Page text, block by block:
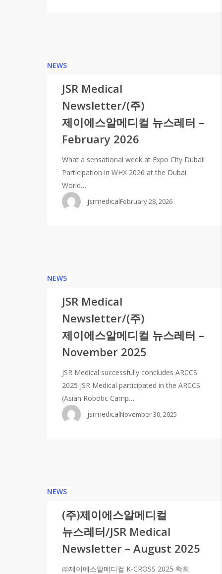
NEWS
JSR Medical
Newsletter/(주)
제이에스알메디컬 뉴스레터 –
February 2026
What a sensational week at Expo City Dubai!
Participation in WHX 2026 at the Dubai
World…
jsrmedicalFebruary 28, 2026
NEWS
JSR Medical
Newsletter/(주)
제이에스알메디컬 뉴스레터 –
November 2025
JSR Medical successfully concludes ARCCS
2025 JSR Medical participated in the ARCCS
(Asian Robotic Camp…
jsrmedicalNovember 30, 2025
NEWS
(주)제이에스알메디컬
뉴스레터/JSR Medical
Newsletter – August 2025
㈜제이에스알메디컬 K-CROSS 2025 학회